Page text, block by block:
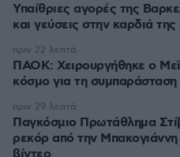
Υπαίθριες αγορές της
και γεύσεις στην καρδιά
ΠΑΟΚ: Χειρουργήθηκε ο
κόσμο για τη συμπαράσταση
πριν 22 λεπτά
Παγκόσμιο Πρωτάθλημα
ρεκόρ από την
πριν 29 λεπτά